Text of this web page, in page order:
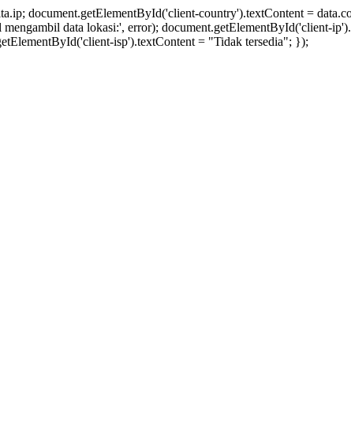
document.getElementById('client-country').textContent =
data lokasi:', error); document.getElementById('client-
isp').textContent = "Tidak tersedia"; });